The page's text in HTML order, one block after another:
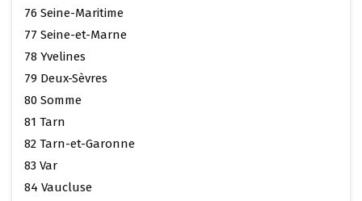
76 Seine-Maritime
77 Seine-et-Marne
78 Yvelines
79 Deux-Sèvres
80 Somme
81 Tarn
82 Tarn-et-Garonne
83 Var
84 Vaucluse